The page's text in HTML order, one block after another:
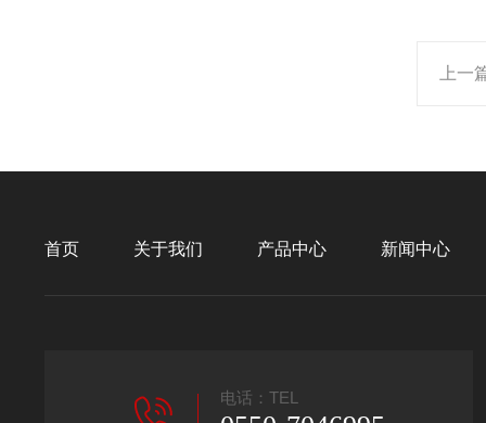
上一
首页 关于我们 产品中心 新闻中心
电话：TEL